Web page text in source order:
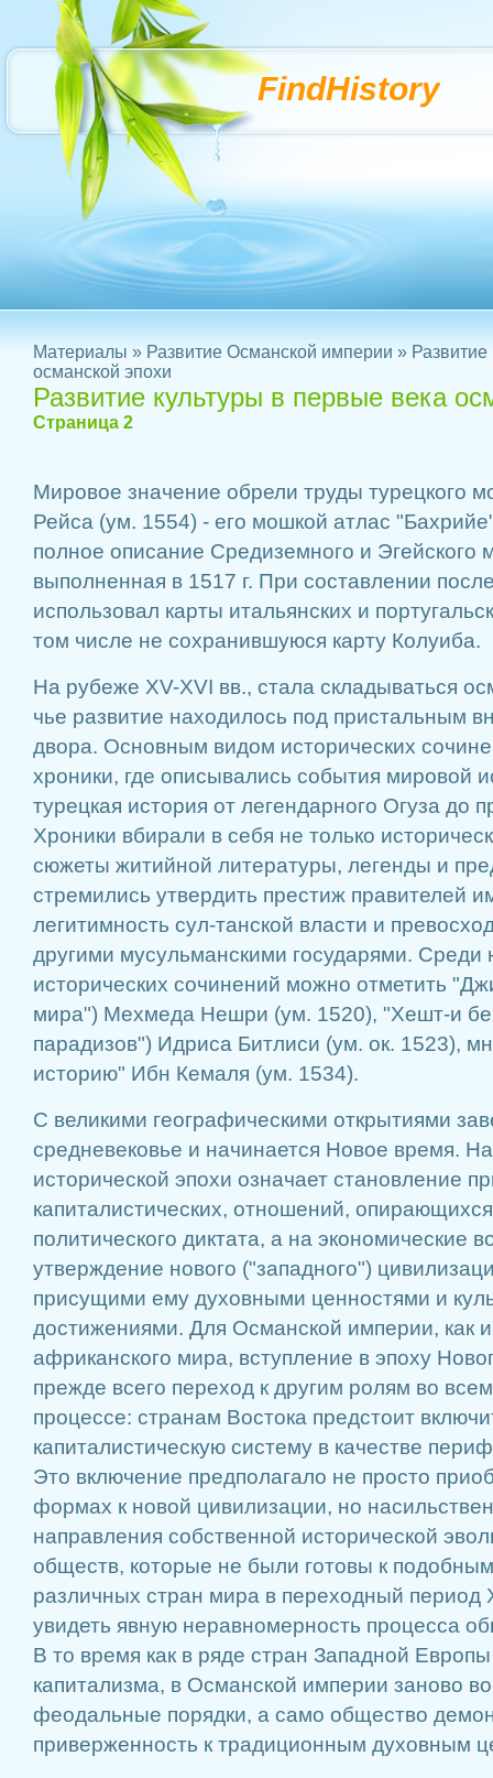
FindHistory
Материалы » Развитие Османской империи »
османской эпохи
Развитие культуры в первые века
Страница 2
Мировое значение обрели труды турецкого
Рейса (ум. 1554) - его мошкой атлас
полное описание Средиземного и Эгейского
выполненная в 1517 г. При составлении
использовал карты итальянских и
том числе не сохранившуюся карту Колуиба.
На рубеже XV-XVI вв., стала складываться
чье развитие находилось под пристальным
двора. Основным видом исторических
хроники, где описывались события мировой
турецкая история от легендарного Огуза до
Хроники вбирали в себя не только
сюжеты житийной литературы, легенды и
стремились утвердить престиж правителей
легитимность сул-танской власти и
другими мусульманскими государями. Среди
исторических сочинений можно отметить
мира") Мехмеда Нешри (ум. 1520), "Хешт-и
парадизов") Идриса Битлиси (ум. ок. 1523),
историю" Ибн Кемаля (ум. 1534).
С великими географическими открытиями
средневековье и начинается Новое время.
исторической эпохи означает становление
капиталистических, отношений,
политического диктата, а на экономические
утверждение нового ("западного")
присущими ему духовными ценностями и
достижениями. Для Османской империи, как и
африканского мира, вступление в эпоху
прежде всего переход к другим ролям во
процессе: странам Востока предстоит
капиталистическую систему в качестве
Это включение предполагало не просто
формах к новой цивилизации, но
направления собственной исторической
обществ, которые не были готовы к
различных стран мира в переходный период
увидеть явную неравномерность процесса
В то время как в ряде стран Западной
капитализма, в Османской империи заново
феодальные порядки, а само общество
приверженность к традиционным духовным